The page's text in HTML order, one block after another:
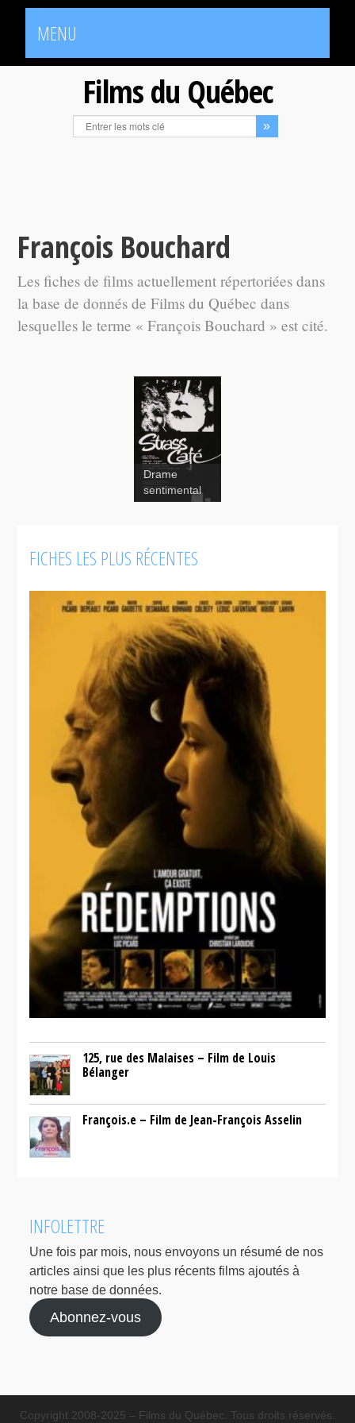
MENU
Films du Québec
François Bouchard
Les fiches de films actuellement répertoriées dans
la base de donnés de Films du Québec dans
lesquelles le terme « François Bouchard » est cité.
Drame
sentimental
FICHES LES PLUS RÉCENTES
125, rue des Malaises – Film de Louis
Bélanger
François.e – Film de Jean-François Asselin
INFOLETTRE
Une fois par mois, nous envoyons un résumé de nos
articles ainsi que les plus récents films ajoutés à
notre base de données.
Abonnez-vous
Copyright 2008-2025 – Films du Québec. Tous droits réservés.